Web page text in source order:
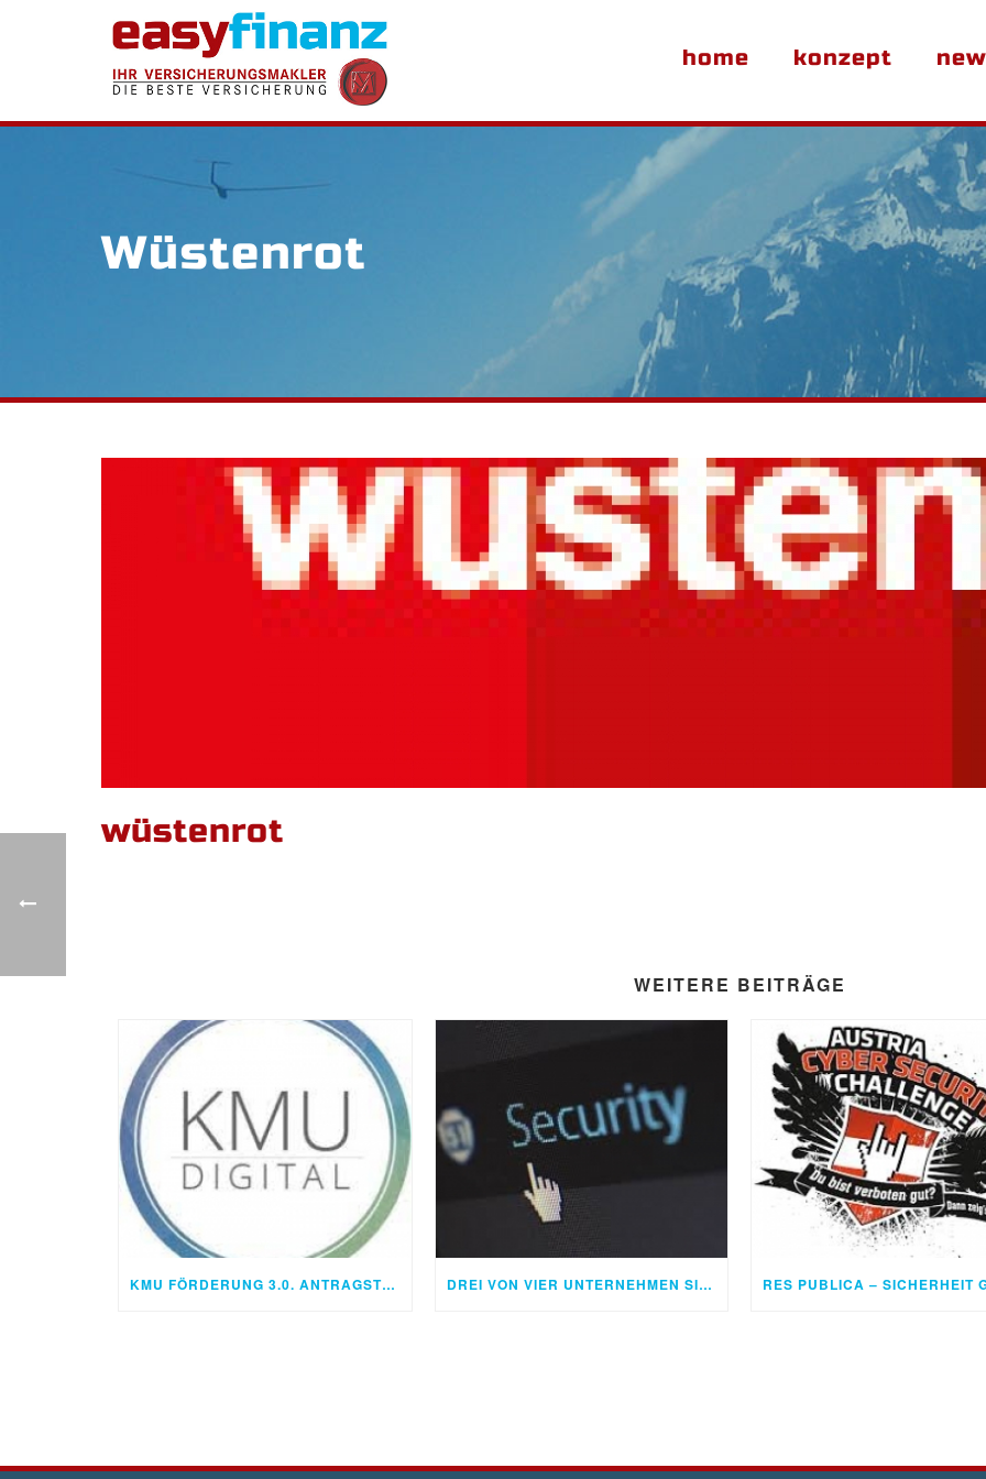
home konzept
Wüstenrot
wüstenrot
WEITERE BEITRÄGE
KMU FÖRDERUNG 3.0. ANTRAGSTELLUNG WIEDER MÖGLICH DREI VON VIER UNTERNEHMEN SIND BETROFFEN